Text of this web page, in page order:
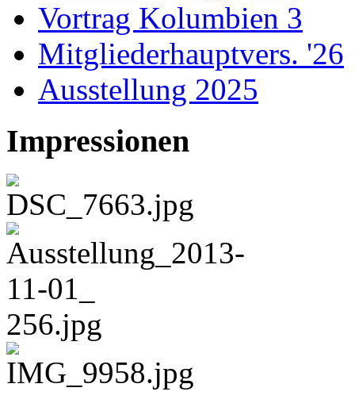
Vortrag Kolumbien 3
Mitgliederhauptvers. '26
Ausstellung 2025
Impressionen